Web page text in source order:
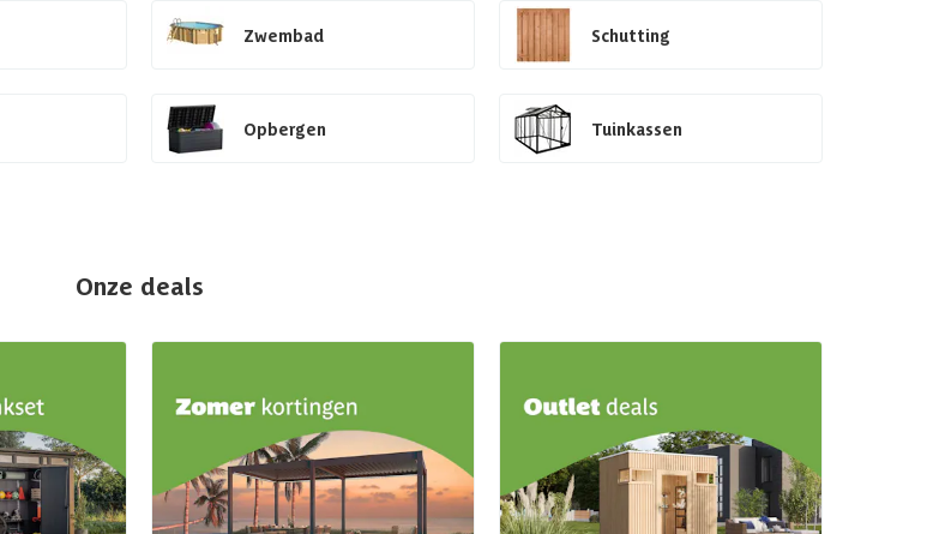
Zwembad Schutting
Opbergen Tuinkassen
Onze deals